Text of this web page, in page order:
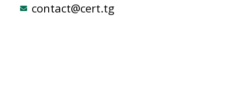
contact@cert.tg